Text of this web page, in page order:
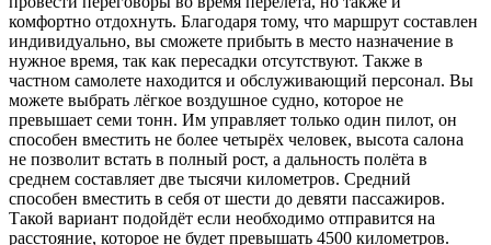
комфортно отдохнуть. Благодаря тому, что маршрут составлен
индивидуально, вы сможете прибыть в место назначение в
нужное время, так как пересадки отсутствуют. Также в
частном самолете находится и обслуживающий персонал. Вы
можете выбрать лёгкое воздушное судно, которое не
превышает семи тонн. Им управляет только один пилот, он
способен вместить не более четырёх человек, высота салона
не позволит встать в полный рост, а дальность полёта в
среднем составляет две тысячи километров. Средний
способен вместить в себя от шести до девяти пассажиров.
Такой вариант подойдёт если необходимо отправится на
расстояние, которое не будет превышать 4500 километров.